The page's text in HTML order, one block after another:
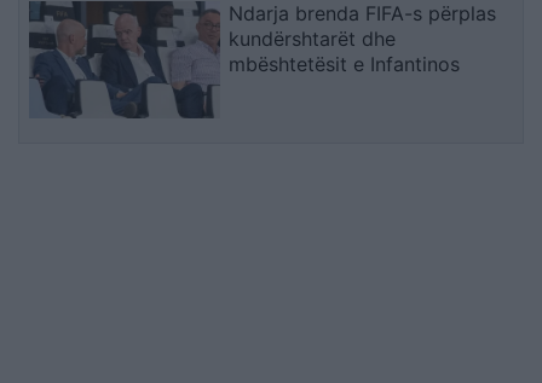
Ndarja brenda FIFA-s përplas
kundërshtarët dhe
mbështetësit e Infantinos